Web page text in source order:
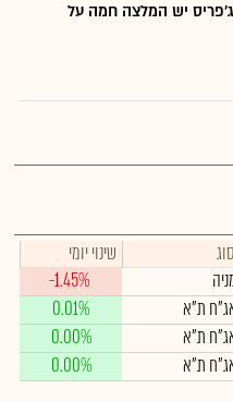
יש המלצה חמה על
סוג
שינוי יומי
-1.45%
ת"א
0.01%
ת"א
0.00%
ת"א 0.00%